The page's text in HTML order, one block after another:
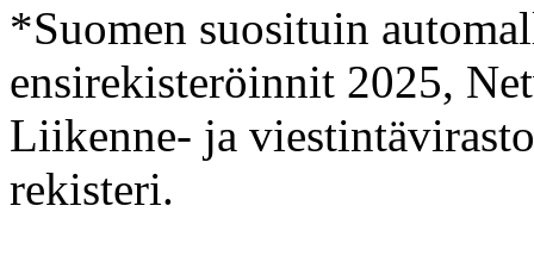
*Suomen suosituin
ensirekisteröinnit 2025,
Liikenne- ja
rekisteri.